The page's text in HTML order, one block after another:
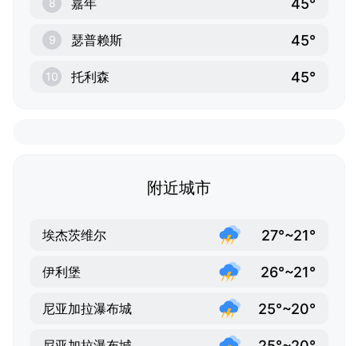
8 嘉年
9 瑟普赖斯 45°
10 托利森 45°
附近城市
埃杰茨维尔 27°~21°
伊利堡 26°~21°
尼亚加拉瀑布城 25°~20°